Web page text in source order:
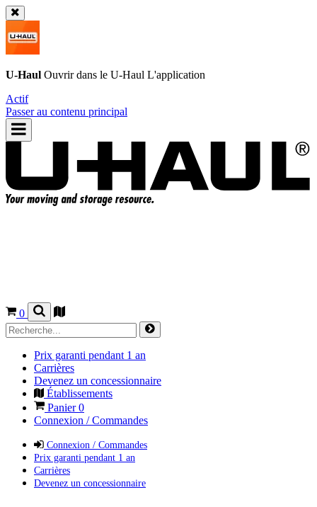
U-Haul Ouvrir dans le U-Haul L'application
Actif
Passer au contenu principal
0
Prix garanti pendant 1 an
Carrières
Devenez un concessionnaire
Établissements
Panier0
Connexion / Commandes
Connexion / Commandes
Prix garanti pendant 1 an
Carrières
Devenez un concessionnaire